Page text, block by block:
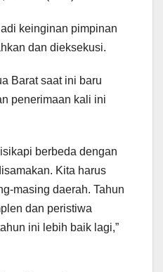
keinginan pimpinan
dan dieksekusi.
Barat saat ini baru
penerimaan kali ini
berbeda dengan
Kita harus
masing daerah. Tahun
dan peristiwa
ini lebih baik lagi,”